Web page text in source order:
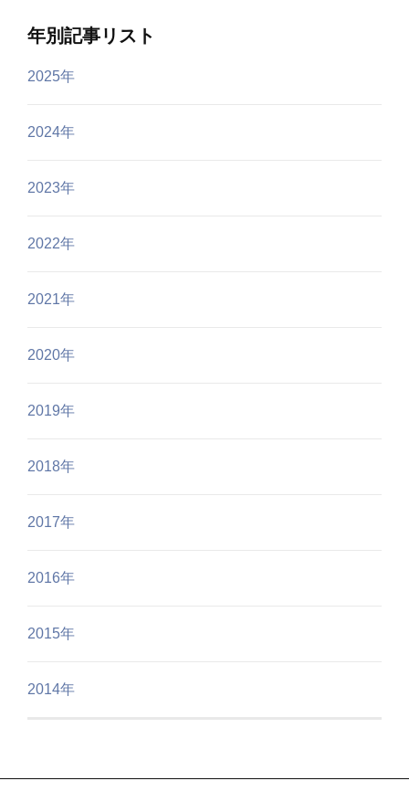
年別記事リスト
2025年
2024年
2023年
2022年
2021年
2020年
2019年
2018年
2017年
2016年
2015年
2014年